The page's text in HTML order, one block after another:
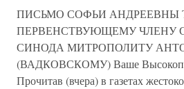
ПИСЬМО СОФЬИ АНДРЕЕВНЫ
ПЕРВЕНСТВУЮЩЕМУ ЧЛЕНУ
СИНОДА МИТРОПОЛИТУ
(ВАДКОВСКОМУ) Ваше
Прочитав (вчера) в газетах